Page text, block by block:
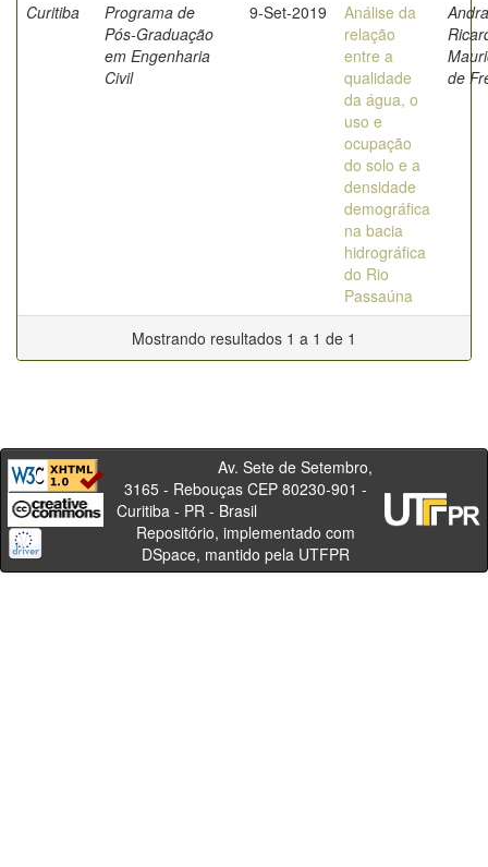
Curitiba
Programa de
Pós-Graduação
em Engenharia
Civil
9-Set-2019
Análise da
relação
entre a
qualidade
da água, o
uso e
ocupação
do solo e a
densidade
demográfica
na bacia
hidrográfica
do Rio
Passaúna
de
Mostrando resultados 1 a 1 de 1
Av. Sete de Setembro,
3165 - Rebouças CEP 80230-901 -
Curitiba - PR - Brasil
Repositório, implementado com
DSpace, mantido pela UTFPR